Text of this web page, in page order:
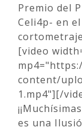
Premio del
Celi4p- en
[video
content/
1.mp4"][/
es una